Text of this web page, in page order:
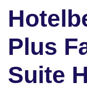
Plus
Suite